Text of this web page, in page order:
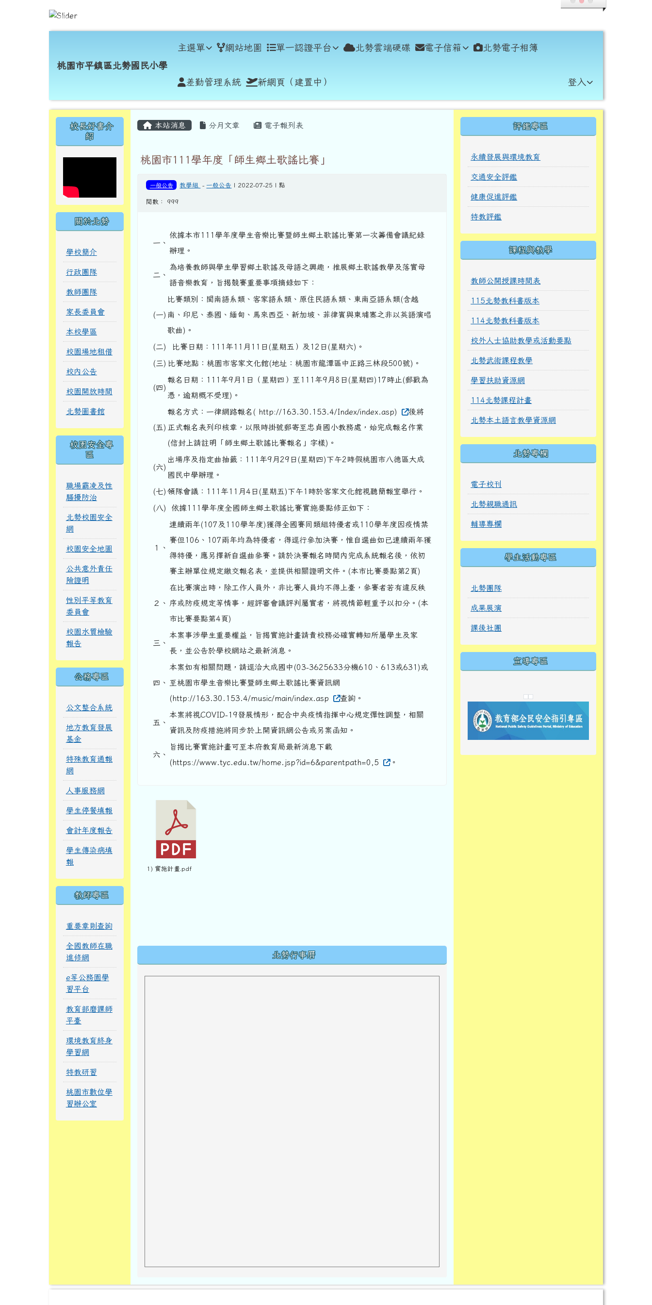
桃園市平鎮區北勢國民小學
桃園市平鎮區北勢國民小學
主選單 網站地圖 單一認證平台 北勢雲端硬碟 電子信箱 北勢電子相簿
差勤管理系統 新網頁（建置中） 登入
左邊區域內容
校長好書介
紹
關於北勢
學校簡介
行政團隊
教師團隊
家長委員會
本校學區
校園場地租借
校內公告
校園開放時間
北勢圖書館
校園安全專
區
職場霸凌及性
騷擾防治
北勢校園安全
網
校園安全地圖
公共意外責任
險證明
性別平等教育
委員會
校園水質檢驗
報告
公務專區
公文整合系統
地方教育發展
基金
特殊教育通報
網
人事服務網
學生停餐填報
會計年度報告
學生傳染病填
報
教師專區
重要章則查詢
全國教師在職
進修網
e等公務園學
習平台
教育部磨課師
平臺
環境教育終身
學習網
特教研習
桃園市數位學
習辦公室
主內容區域
本站消息 分月文章 電子報列表
桃園市111學年度「師生鄉土歌謠比賽」
一般公告 教學組 - 一般公告 | 2022-07-25 | 點
閱數： 999
一、
依據本市111學年度學生音樂比賽暨師生鄉土歌謠比賽第一次籌備會議紀錄
辦理。
二、
為培養教師與學生學習鄉土歌謠及母語之興趣，推展鄉土歌謠教學及落實母
語音樂教育，旨揭競賽重要事項摘錄如下：
(一)
比賽類別：閩南語系類、客家語系類、原住民語系類、東南亞語系類(含越
南、印尼、泰國、緬甸、馬來西亞、新加坡、菲律賓與柬埔寨之非以英語演唱
歌曲)。
(二) 比賽日期：111年11月11日(星期五）及12日(星期六)。
(三) 比賽地點：桃園市客家文化館(地址：桃園市龍潭區中正路三林段500號)。
(四)
報名日期：111年9月1日（星期四）至111年9月8日(星期四)17時止(郵戳為
憑，逾期概不受理)。
(五)
報名方式：一律網路報名( http://163.30.153.4/Index/index.asp)
後將
正式報名表列印核章，以限時掛號郵寄至忠貞國小教務處，始完成報名作業
(信封上請註明「師生鄉土歌謠比賽報名」字樣)。
(六)
出場序及指定曲抽籤：111年9月29日(星期四)下午2時假桃園市八德區大成
國民中學辦理。
(七) 領隊會議：111年11月4日(星期五)下午1時於客家文化館視聽簡報室舉行。
(八) 依據111學年度全國師生鄉土歌謠比賽實施要點修正如下：
１、
連續兩年(107及110學年度)獲得全國賽同類組特優者或110學年度因疫情禁
賽但106、107兩年均為特優者，得逕行參加決賽，惟自選曲如已連續兩年獲
得特優，應另擇新自選曲參賽。請於決賽報名時間內完成系統報名後，依初
賽主辦單位規定繳交報名表，並提供相關證明文件。(本市比賽要點第2頁)
２、
在比賽演出時，除工作人員外，非比賽人員均不得上臺，參賽者若有違反秩
序或防疫規定等情事，經評審會議評判屬實者，將視情節輕重予以扣分。(本
市比賽要點第4頁)
三、
本案事涉學生重要權益，旨揭實施計畫請貴校務必確實轉知所屬學生及家
長，並公告於學校網站之最新消息。
四、
本案如有相關問題，請逕洽大成國中(03-3625633分機610、613或631)或
至桃園市學生音樂比賽暨師生鄉土歌謠比賽資訊網
(http://163.30.153.4/music/main/index.asp
查詢。
五、
本案將視COVID-19發展情形，配合中央疫情指揮中心規定彈性調整，相關
資訊及防疫措施將同步於上開資訊網公告或另案函知。
六、
旨揭比賽實施計畫可至本府教育局最新消息下載
(https://www.tyc.edu.tw/home.jsp?id=6&parentpath=0,5
。
1) 實施計畫.pdf
北勢行事曆
右邊區域內容
評鑑專區
永續發展與環境教育
交通安全評鑑
健康促進評鑑
特教評鑑
課程與教學
教師公開授課時間表
115北勢教科書版本
114北勢教科書版本
校外人士協助教學或活動要點
北勢武術課程教學
學習扶助資源網
114北勢課程計畫
北勢本土語言教學資源網
北勢專欄
電子校刊
北勢親職通訊
輔導專欄
學生活動專區
北勢團隊
成果展演
課後社團
宣導專區
link to https://
link to https://eliteracy.edu.tw/
link to https://
link to https://10000.gov.tw/
link to https://eliteracy.edu.tw/
link to https://10000.gov.tw/
link to https://
link to https://
link to https://i.win.org.tw/
link to https://
link to https://
link to https://
link to https://
頁尾區域